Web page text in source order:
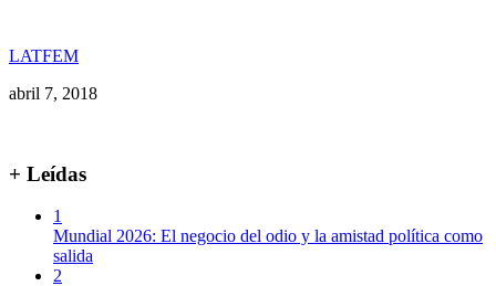
LATFEM
abril 7, 2018
+ Leídas
1
Mundial 2026: El negocio del odio y la amistad política como
salida
2